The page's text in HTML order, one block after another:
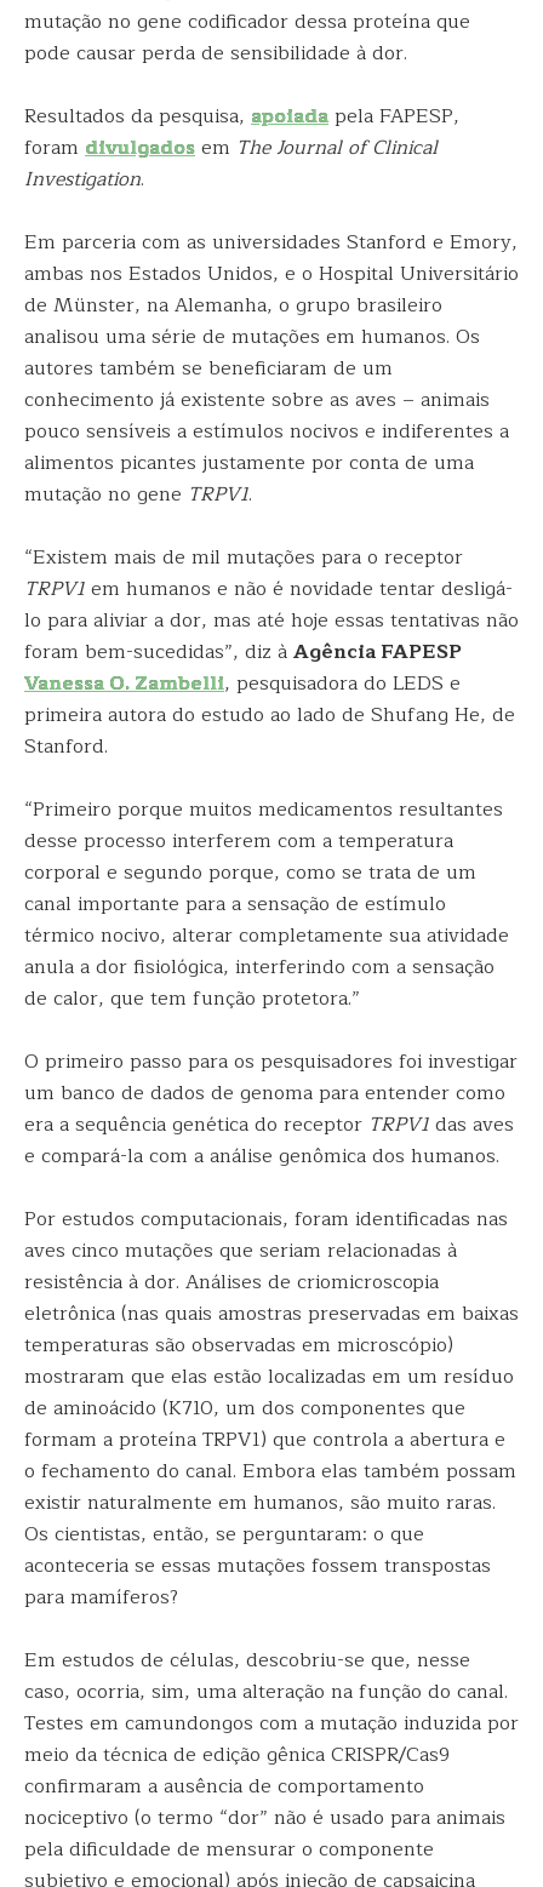
mutação no gene codificador dessa proteína que
pode causar perda de sensibilidade à dor.
Resultados da pesquisa, apoiadapela FAPESP,
foram divulgadosem The Journal of Clinical
Investigation.
Em parceria com as universidades Stanford e Emory,
ambas nos Estados Unidos, e o Hospital Universitário
de Münster, na Alemanha, o grupo brasileiro
analisou uma série de mutações em humanos. Os
autores também se beneficiaram de um
conhecimento já existente sobre as aves – animais
pouco sensíveis a estímulos nocivos e indiferentes a
alimentos picantes justamente por conta de uma
mutação no gene TRPV1.
“Existem mais de mil mutações para o receptor
TRPV1em humanos e não é novidade tentar desligá-
lo para aliviar a dor, mas até hoje essas tentativas não
foram bem-sucedidas”, diz àAgência FAPESP
Vanessa O. Zambelli, pesquisadora do LEDS e
primeira autora do estudo ao lado de Shufang He, de
Stanford.
“Primeiro porque muitos medicamentos resultantes
desse processo interferem com a temperatura
corporal e segundo porque, como se trata de um
canal importante para a sensação de estímulo
térmico nocivo, alterar completamente sua atividade
anula a dor fisiológica, interferindo com a sensação
de calor, que tem função protetora.”
O primeiro passo para os pesquisadores foi investigar
um banco de dados de genoma para entender como
era a sequência genética do receptor TRPV1das aves
e compará-la com a análise genômica dos humanos.
Por estudos computacionais, foram identificadas nas
aves cinco mutações que seriam relacionadas à
resistência à dor. Análises de criomicroscopia
eletrônica (nas quais amostras preservadas em baixas
temperaturas são observadas em microscópio)
mostraram que elas estão localizadas em um resíduo
de aminoácido (K710, um dos componentes que
formam a proteína TRPV1) que controla a abertura e
o fechamento do canal. Embora elas também possam
existir naturalmente em humanos, são muito raras.
Os cientistas, então, se perguntaram: o que
aconteceria se essas mutações fossem transpostas
para mamíferos?
Em estudos de células, descobriu-se que, nesse
caso, ocorria, sim, uma alteração na função do canal.
Testes em camundongos com a mutação induzida por
meio da técnica de edição gênica CRISPR/Cas9
confirmaram a ausência de comportamento
nociceptivo (o termo “dor” não é usado para animais
pela dificuldade de mensurar o componente